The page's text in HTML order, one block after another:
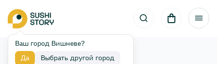
Ваш город Вишневе?
Да Выбрать другой город
Назад